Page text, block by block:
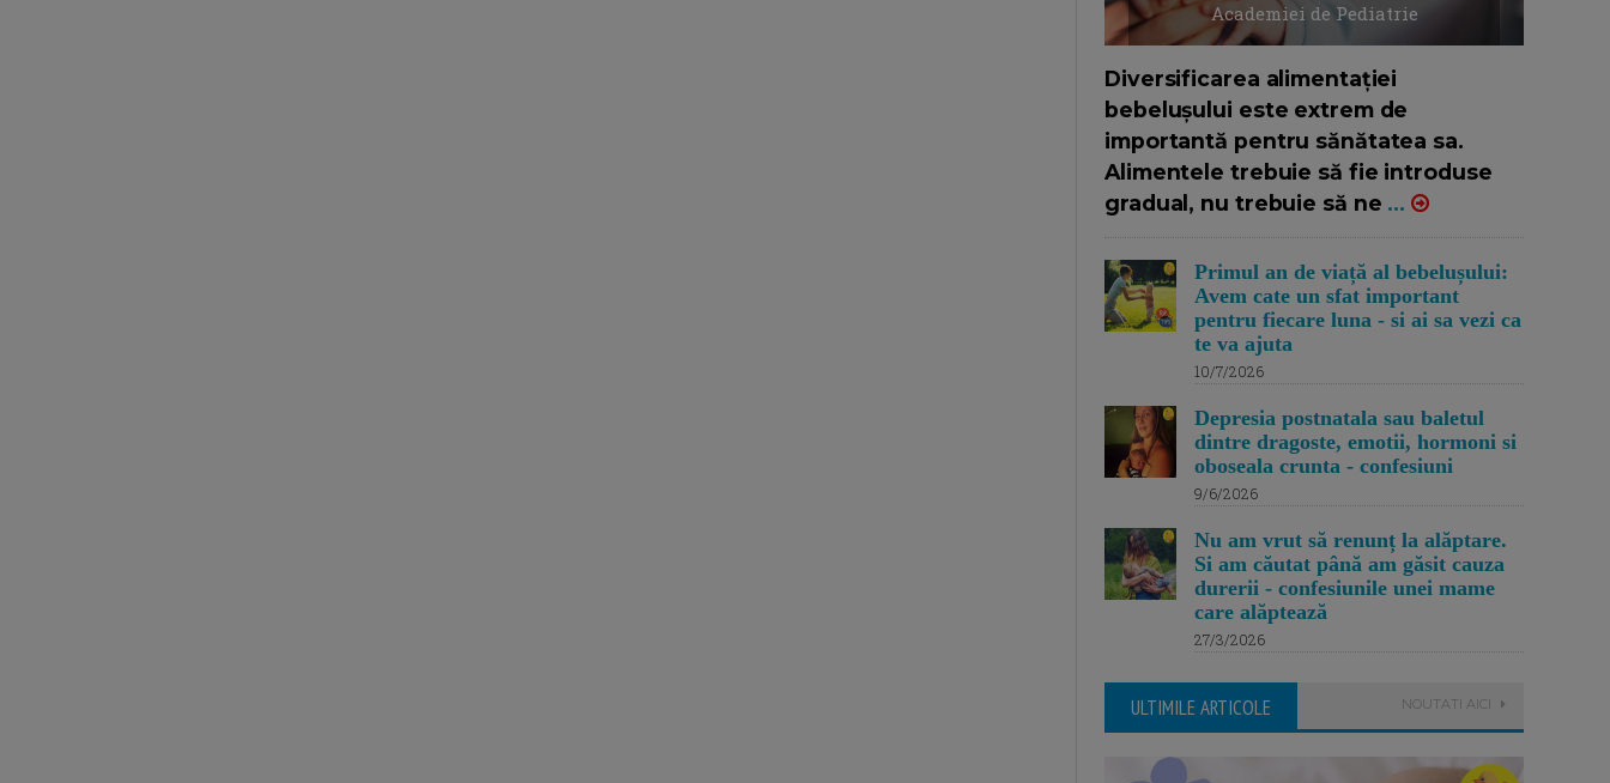
Academiei de Pediatrie
Diversificarea alimentației
bebelușului este extrem de
importantă pentru sănătatea sa.
Alimentele trebuie să fie introduse
gradual, nu trebuie să ne ...
Primul an de viață al bebelușului:
Avem cate un sfat important
pentru fiecare luna - si ai sa vezi ca
te va ajuta
10/7/2026
Depresia postnatala sau baletul
dintre dragoste, emotii, hormoni si
oboseala crunta - confesiuni
9/6/2026
Nu am vrut să renunț la alăptare.
Si am căutat până am găsit cauza
durerii - confesiunile unei mame
care alăptează
27/3/2026
ULTIMILE ARTICOLE NOUTATI AICI